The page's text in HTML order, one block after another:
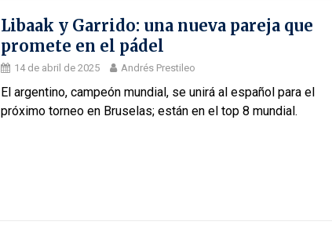
Libaak y Garrido: una nueva pareja que
promete en el pádel
14 de abril de 2025 Andrés Prestileo
El argentino, campeón mundial, se unirá al español para el
próximo torneo en Bruselas; están en el top 8 mundial.